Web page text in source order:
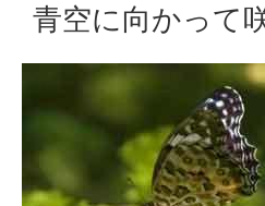
青空に向かって